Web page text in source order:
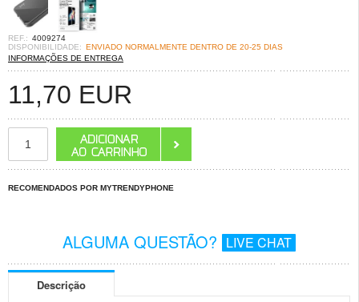
REF.: 4009274
DISPONIBILIDADE: ENVIADO NORMALMENTE DENTRO DE 20-25 DIAS
INFORMAÇÕES DE ENTREGA
11,70 EUR
RECOMENDADOS POR MYTRENDYPHONE
ALGUMA QUESTÃO? LIVE CHAT
Descrição